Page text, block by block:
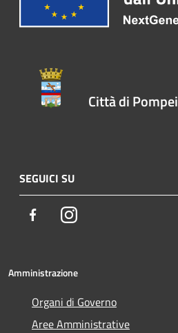
Città di Pompei
SEGUICI SU
FacebookInstagram
Amministrazione
Organi di Governo
Aree Amministrative